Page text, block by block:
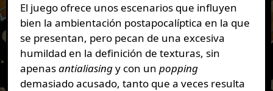
El juego ofrece unos escenarios que influyen
bien la ambientación postapocalíptica en la que
se presentan, pero pecan de una excesiva
humildad en la definición de texturas, sin
apenasantialiasingy con un popping
demasiado acusado, tanto que a veces resulta